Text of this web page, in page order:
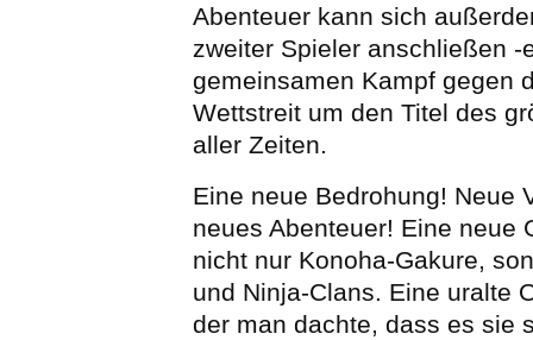
Abenteuer kann sich
zweiter Spieler anschließen -
gemeinsamen Kampf gegen
Wettstreit um den Titel des
aller Zeiten.
Eine neue Bedrohung! Neue
neues Abenteuer! Eine neue
nicht nur Konoha-Gakure,
und Ninja-Clans. Eine uralte
der man dachte, dass es sie